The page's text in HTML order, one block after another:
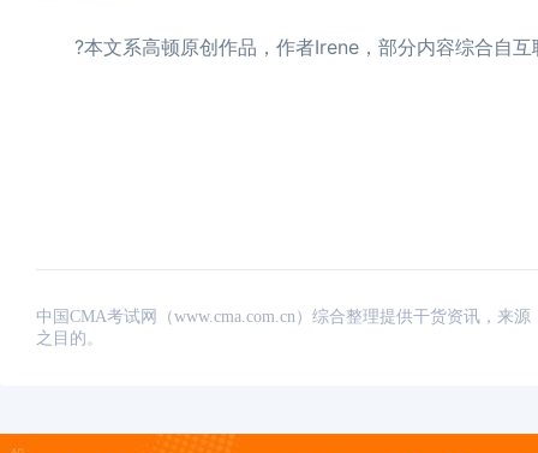
?本文系高顿原创作品，作者Irene，部分内容综合自互
中国CMA考试网（www.cma.com.cn）综合整理提供干货资讯，来
之目的。